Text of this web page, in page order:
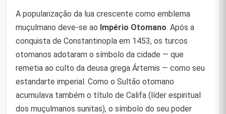
A popularização da lua crescente como emblema
muçulmano deve-se ao Império Otomano. Após a
conquista de Constantinopla em 1453, os turcos
otomanos adotaram o símbolo da cidade — que
remetia ao culto da deusa grega Ártemis — como seu
estandarte imperial. Como o Sultão otomano
acumulava também o título de Califa (líder espiritual
dos muçulmanos sunitas), o símbolo do seu poder